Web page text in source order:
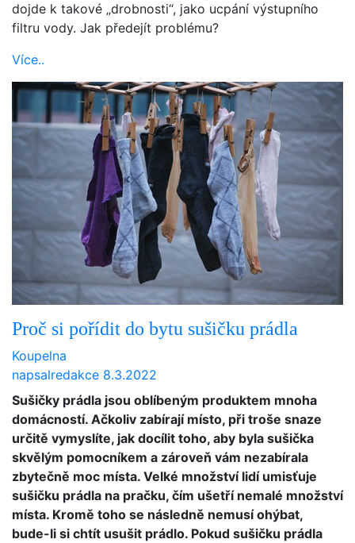
dojde k takové „drobnosti“, jako ucpání výstupního
filtru vody. Jak předejít problému?
Více..
Proč si pořídit do bytu sušičku prádla
Koupelna
napsalredakce 8.3.2022
Sušičky prádla jsou oblíbeným produktem mnoha
domácností. Ačkoliv zabírají místo, při troše snaze
určitě vymyslíte, jak docílit toho, aby byla sušička
skvělým pomocníkem a zároveň vám nezabírala
zbytečně moc místa. Velké množství lidí umisťuje
sušičku prádla na pračku, čím ušetří nemalé množství
místa. Kromě toho se následně nemusí ohýbat,
bude-li si chtít usušit prádlo. Pokud sušičku prádla